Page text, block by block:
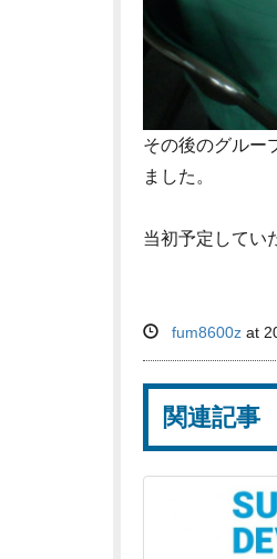
その後のグルー
ました。
当初予定してい
fum8600zat
関連記事